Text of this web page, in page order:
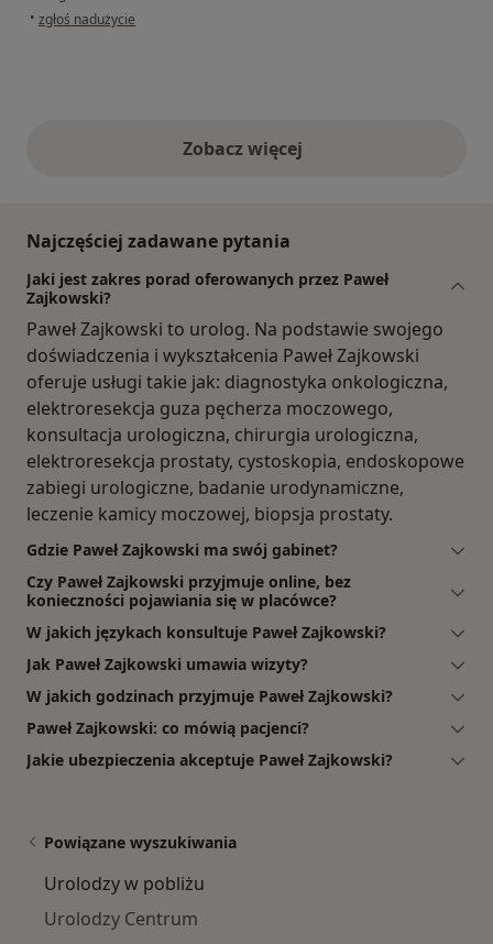
• w opinii użytkownika pacjent
zgłoś nadużycie
Zobacz więcejopinie powyżej
Najczęściej zadawane pytania
Jaki jest zakres porad oferowanych przez Paweł
Zajkowski?
Paweł Zajkowski to urolog. Na podstawie swojego
doświadczenia i wykształcenia Paweł Zajkowski
oferuje usługi takie jak: diagnostyka onkologiczna,
elektroresekcja guza pęcherza moczowego,
konsultacja urologiczna, chirurgia urologiczna,
elektroresekcja prostaty, cystoskopia, endoskopowe
zabiegi urologiczne, badanie urodynamiczne,
leczenie kamicy moczowej, biopsja prostaty.
Gdzie Paweł Zajkowski ma swój gabinet?
Czy Paweł Zajkowski przyjmuje online, bez
konieczności pojawiania się w placówce?
W jakich językach konsultuje Paweł Zajkowski?
Jak Paweł Zajkowski umawia wizyty?
W jakich godzinach przyjmuje Paweł Zajkowski?
Paweł Zajkowski: co mówią pacjenci?
Jakie ubezpieczenia akceptuje Paweł Zajkowski?
Powiązane wyszukiwania
Urolodzy w pobliżu
Urolodzy Centrum